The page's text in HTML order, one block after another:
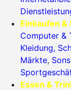
Einkaufen &
Computer &
Kleidung,
Märkte,
Essen &